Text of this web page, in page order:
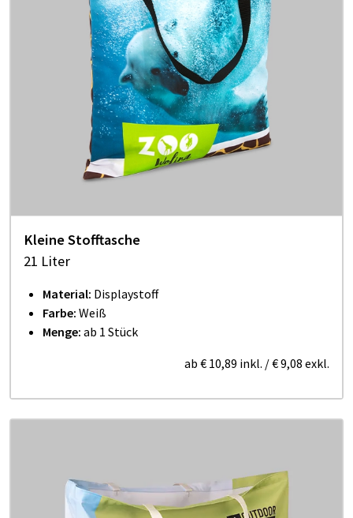
Kleine Stofftasche
21 Liter
Material: Displaystoff
Farbe: Weiß
Menge: ab 1 Stück
ab € 10,89 inkl. /€ 9,08 exkl.